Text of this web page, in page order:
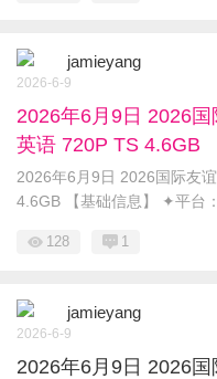
jamieyang
2026-6-9
2026年6月9日 2026
英语 720P TS 4.6GB
2026年6月9日 2026国际友
4.6GB 【基础信息】 ✦平台：
128 1
jamieyang
2026-6-9
2026年6月9日 2026